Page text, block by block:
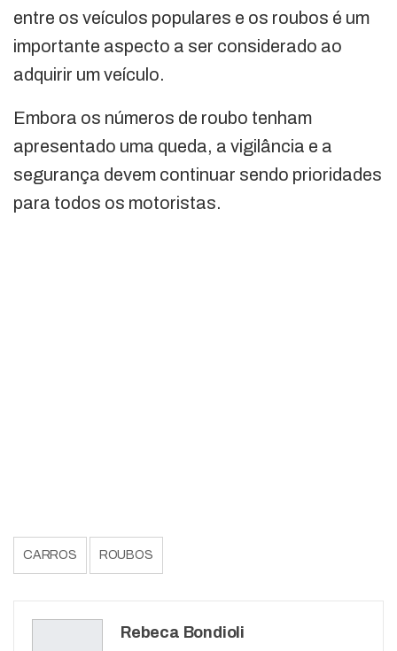
entre os veículos populares e os roubos é um
importante aspecto a ser considerado ao
adquirir um veículo.
Embora os números de roubo tenham
apresentado uma queda, a vigilância e a
segurança devem continuar sendo prioridades
para todos os motoristas.
CARROS ROUBOS
Rebeca Bondioli